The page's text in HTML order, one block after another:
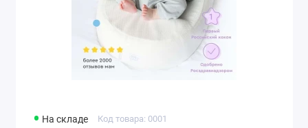
На складе Код товара: 0001